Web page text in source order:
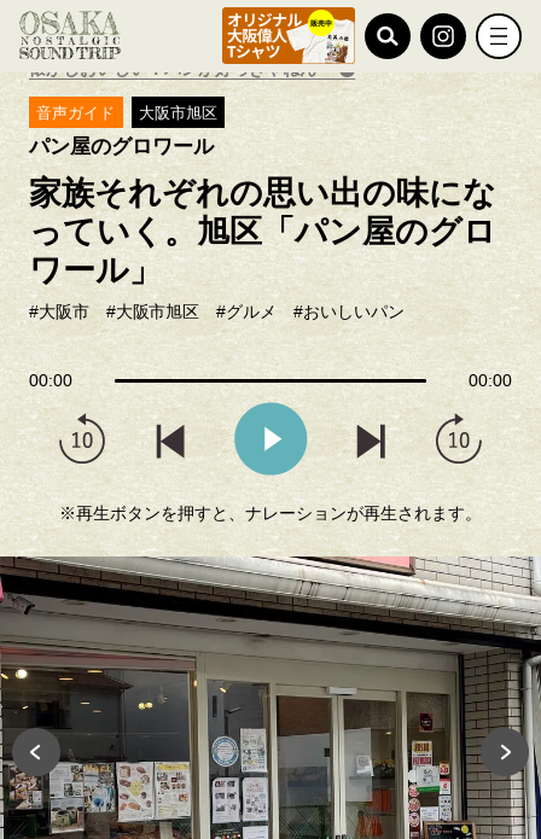
TOP ノスタルジック探訪
懐かしおいしい！パンが好っきゃねん
音声ガイド 大阪市旭区
パン屋のグロワール
家族それぞれの思い出の味にな
っていく。旭区「パン屋のグロ
ワール」
#大阪市 #大阪市旭区 #グルメ #おいしいパン
00:00 00:00
※再生ボタンを押すと、ナレーションが再生されます。